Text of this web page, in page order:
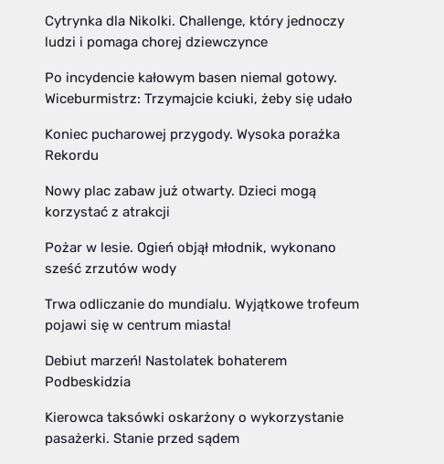
Cytrynka dla Nikolki. Challenge, który jednoczy
ludzi i pomaga chorej dziewczynce
Po incydencie kałowym basen niemal gotowy.
Wiceburmistrz: Trzymajcie kciuki, żeby się udało
Koniec pucharowej przygody. Wysoka porażka
Rekordu
Nowy plac zabaw już otwarty. Dzieci mogą
korzystać z atrakcji
Pożar w lesie. Ogień objął młodnik, wykonano
sześć zrzutów wody
Trwa odliczanie do mundialu. Wyjątkowe trofeum
pojawi się w centrum miasta!
Debiut marzeń! Nastolatek bohaterem
Podbeskidzia
Kierowca taksówki oskarżony o wykorzystanie
pasażerki. Stanie przed sądem